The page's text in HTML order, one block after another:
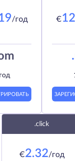
/год €
.
.click
€2.32/год